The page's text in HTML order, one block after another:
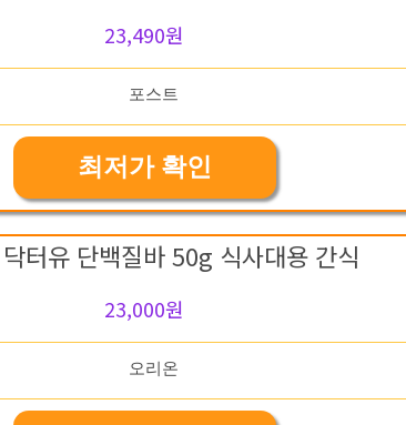
23,490원
최저가 확인
터유 단백질바 50g 식사대용 간식
23,000원